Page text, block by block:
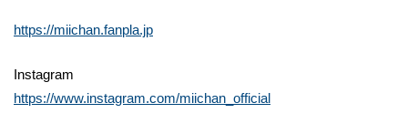
https://miichan.fanpla.jp
Instagram
https://www.instagram.com/miichan_official